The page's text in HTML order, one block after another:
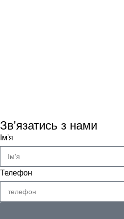
Зв'язатись з нами
Ім'я
Телефон